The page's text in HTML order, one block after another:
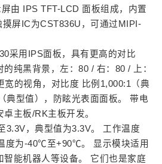
由 IPS TFT-LCD 面板组成，内置
摸屏IC为CST836U，可通过MIPI-
采用IPS面板，具有更高的对比
纯黑背景，左：80 / 右：80 / 上：
宽的视角，对比度 比例1,000:1（典
典型值），防眩光表面面板。 带电
主板/RK主板开发。
3.3V，典型值为3.3V。 工作温度
度为-40℃至+90℃。 显示模块适用
智能机器人等设备。 它们也是家庭